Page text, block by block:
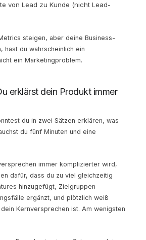
von Lead zu Kunde (nicht Lead-
steigen, aber deine Business-
hast du wahrscheinlich ein
ein Marketingproblem.
erklärst dein Produkt immer
du in zwei Sätzen erklären, was
du fünf Minuten und eine
immer komplizierter wird,
dafür, dass du zu viel gleichzeitig
hinzugefügt, Zielgruppen
ergänzt, und plötzlich weiß
Kernversprechen ist. Am wenigsten